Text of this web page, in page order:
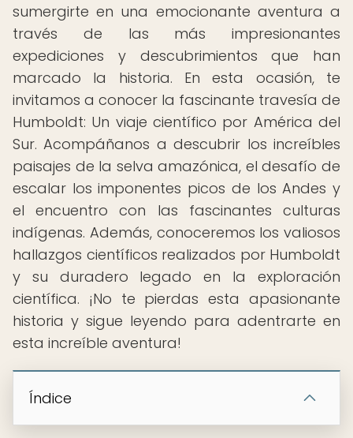
sumergirte en una emocionante aventura a
través de las más impresionantes
expediciones y descubrimientos que han
marcado la historia. En esta ocasión, te
invitamos a conocer la fascinante travesía de
Humboldt: Un viaje científico por América del
Sur. Acompáñanos a descubrir los increíbles
paisajes de la selva amazónica, el desafío de
escalar los imponentes picos de los Andes y
el encuentro con las fascinantes culturas
indígenas. Además, conoceremos los valiosos
hallazgos científicos realizados por Humboldt
y su duradero legado en la exploración
científica. ¡No te pierdas esta apasionante
historia y sigue leyendo para adentrarte en
esta increíble aventura!
Índice